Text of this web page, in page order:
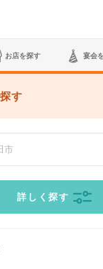
お店を探す 宴会
す
詳しく探す